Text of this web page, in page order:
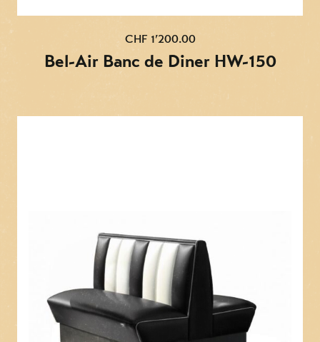
CHF 1’200.00
Bel-Air Banc de Diner HW-150